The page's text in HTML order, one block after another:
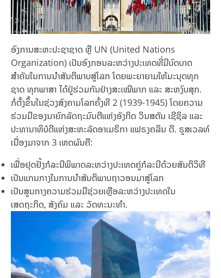
ອົງການສະຫະປະຊາຊາດ ຫຼື UN (United Nations
Organization) ເປັນອົງກອນລະຫວ່າງປະເທດທີ່ມີບົດບາດ
ສຳຄັນໃນການນຳສັນຕິພາບສູ່ໂລກ ໂດຍພະຍາຍາມໃຫ້ມະນຸດທຸກ
ຊາດ ທຸກພາສາ ໄດ້ຢູ່ຮ່ວມກັນຢ່າງສະເໝີພາກ ແລະ ສະຫງົບສຸກ.
ກໍ່ຕັ້ງຂຶ້ນໃນຊ່ວງສົງຄາມໂລກຄັ້ງທີ 2 (1939-1945) ໂດຍຄວາມ
ຮ່ວມມືຂອງນາຍົກລັດຖະມົນຕີແຫ່ງອັງກິດ ວິນສຕັນ ເຊີຊິລ ແລະ
ປະທານາທິບໍດີແຫ່ງສະຫະລັດອາເມຣິກາ ແຟຣງຄລິນ ດີ. ຣູສເວລທ໌
ເນື່ອງມາຈາກ 3 ເຫດຜົນຄື:
ເພື່ອຢຸດຢັ້ງກໍລະນີພິພາດລະຫວ່າງປະເທດຄູ່ກໍລະນີດ້ວຍສັນຕິວິທີ
ເປັນແກນກາງໃນການນຳສັນຕິພາບຖາວອນມາສູ່ໂລກ
ເປັນສູນກາງຄວາມຮ່ວມມືຊ່ວຍເຫຼືອລະຫວ່າງປະເທດໃນ
ເສດຖະກິດ, ສັງຄົມ ແລະ ວັດທະນະທຳ.